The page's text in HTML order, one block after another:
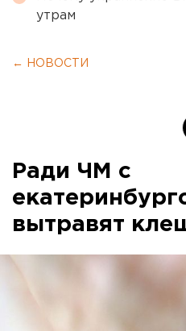
утрам
← НОВОСТИ
Ради ЧМ с
вытравят